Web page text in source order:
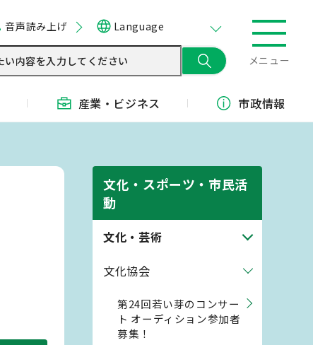
音声読み上げ Language
メニュー
産業・ ビジネス 市政情報
文化・スポーツ・市民活
動
文化・芸術
文化協会
第24回若い芽のコンサー
ト オーディション参加者
募集！